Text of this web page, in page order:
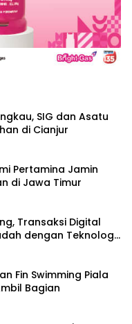
SIG dan Asatu
di Cianjur
Pertamina Jamin
di Jawa Timur
Transaksi Digital
dengan Teknologi
Fin Swimming Piala
Bagian